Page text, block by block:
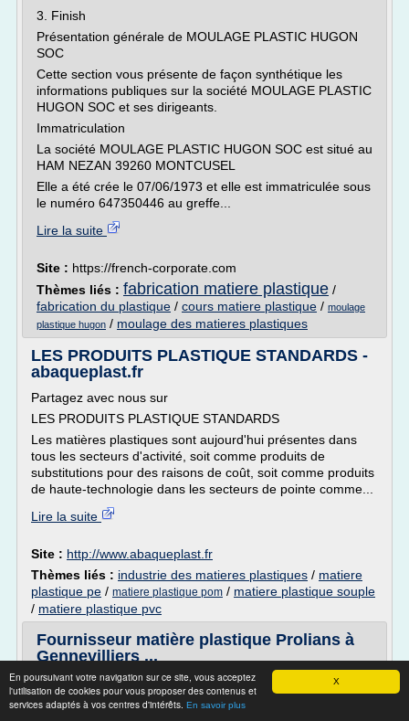
X
En poursuivant votre navigation sur ce site, vous acceptez
l'utilisation de cookies pour vous proposer des contenus et
services adaptés à vos centres d'intérêts. En savoir plus
3. Finish
Présentation générale de MOULAGE PLASTIC HUGON
SOC
Cette section vous présente de façon synthétique les
informations publiques sur la société MOULAGE PLASTIC
HUGON SOC et ses dirigeants.
Immatriculation
La société MOULAGE PLASTIC HUGON SOC est situé au
HAM NEZAN 39260 MONTCUSEL
Elle a été crée le 07/06/1973 et elle est immatriculée sous
le numéro 647350446 au greffe...
Lire la suite
Site : https://french-corporate.com
Thèmes liés : fabrication matiere plastique /
fabrication du plastique / cours matiere plastique / moulage
plastique hugon / moulage des matieres plastiques
LES PRODUITS PLASTIQUE STANDARDS -
abaqueplast.fr
Partagez avec nous sur
LES PRODUITS PLASTIQUE STANDARDS
Les matières plastiques sont aujourd'hui présentes dans
tous les secteurs d'activité, soit comme produits de
substitutions pour des raisons de coût, soit comme produits
de haute-technologie dans les secteurs de pointe comme...
Lire la suite
Site : http://www.abaqueplast.fr
Thèmes liés : industrie des matieres plastiques / matiere
plastique pe / matiere plastique pom / matiere plastique souple
/ matiere plastique pvc
Fournisseur matière plastique Prolians à
Gennevilliers ...
Découvrez nos matériaux pour l'orthopédie :
Distributeur spécialisé en matières plastiques à